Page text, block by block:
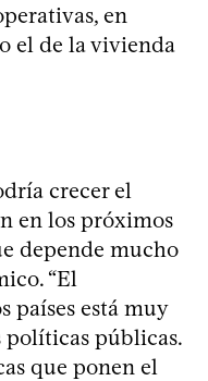
en
el de la vivienda
crecer el
en los próximos
depende mucho
“El
países está muy
públicas.
que ponen el